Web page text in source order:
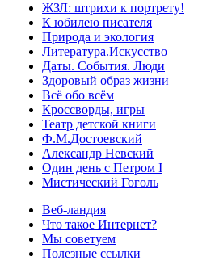
ЖЗЛ: штрихи к портрету!
К юбилею писателя
Природа и экология
Литература.Искусство
Даты. События. Люди
Здоровый образ жизни
Всё обо всём
Кроссворды, игры
Театр детской книги
Ф.М.Достоевский
Александр Невский
Один день с Петром I
Мистический Гоголь
Веб-ландия
Что такое Интернет?
Мы советуем
Полезные ссылки